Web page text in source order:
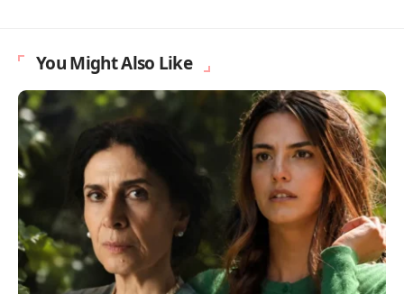
You Might Also Like